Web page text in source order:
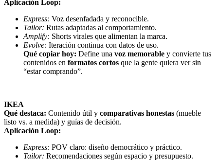
Aplicación Loop:
Express: Voz desenfadada y reconocible.
Tailor: Rutas adaptadas al comportamiento.
Amplify: Shorts virales que alimentan la marca.
Evolve: Iteración continua con datos de uso.
Qué copiar hoy: Define una voz memorable y convierte tus
contenidos en formatos cortos que la gente quiera ver sin
“estar comprando”.
IKEA
Qué destaca: Contenido útil y comparativas honestas (mueble
listo vs. a medida) y guías de decisión.
Aplicación Loop:
Express: POV claro: diseño democrático y práctico.
Tailor: Recomendaciones según espacio y presupuesto.